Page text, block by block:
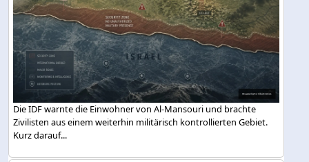
Die IDF warnte die Einwohner von Al-Mansouri und brachte
Zivilisten aus einem weiterhin militärisch kontrollierten Gebiet.
Kurz darauf...